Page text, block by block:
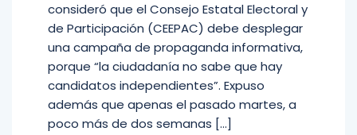
consideró que el Consejo Estatal Electoral y
de Participación (CEEPAC) debe desplegar
una campaña de propaganda informativa,
porque “la ciudadanía no sabe que hay
candidatos independientes”. Expuso
además que apenas el pasado martes, a
poco más de dos semanas […]